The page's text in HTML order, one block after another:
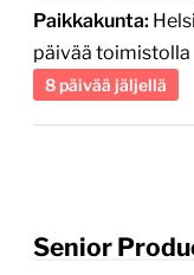
Paikkakunta:
päivää toimistolla
8 päivää jäljellä
Senior